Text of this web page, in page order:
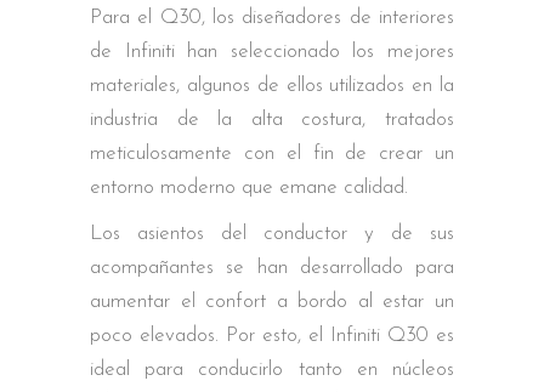
Para el Q30, los diseñadores de interiores
de Infiniti han seleccionado los mejores
materiales, algunos de ellos utilizados en la
industria de la alta costura, tratados
meticulosamente con el fin de crear un
entorno moderno que emane calidad.
Los asientos del conductor y de sus
acompañantes se han desarrollado para
aumentar el confort a bordo al estar un
poco elevados. Por esto, el Infiniti Q30 es
ideal para conducirlo tanto en núcleos